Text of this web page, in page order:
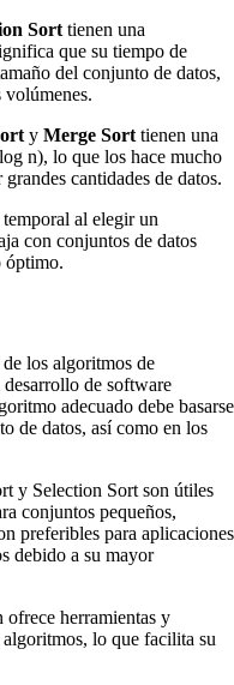
Sort tienen una
que su tiempo de
del conjunto de datos,
volúmenes.
y Merge Sort tienen una
n), lo que los hace mucho
cantidades de datos.
al elegir un
con conjuntos de datos
óptimo.
los algoritmos de
de software
adecuado debe basarse
de datos, así como en los
y Selection Sort son útiles
conjuntos pequeños,
preferibles para aplicaciones
debido a su mayor
ofrece herramientas y
lo que facilita su